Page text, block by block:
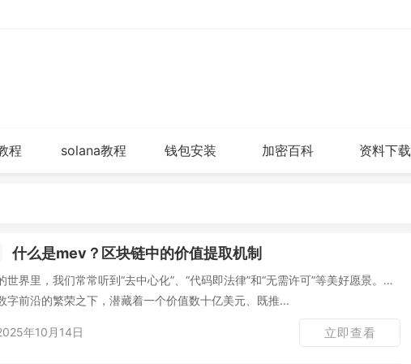
程 solana教程 钱包安装 加密百科 资料下载
什么是mev？区块链中的价值提取机制
世界里，我们常常听到“去中心化”、“代码即法律”和“无需许可”等美好愿景。然
字前沿的繁荣之下，潜藏着一个价值数十亿美元、既推...
年10月14日 立即查看